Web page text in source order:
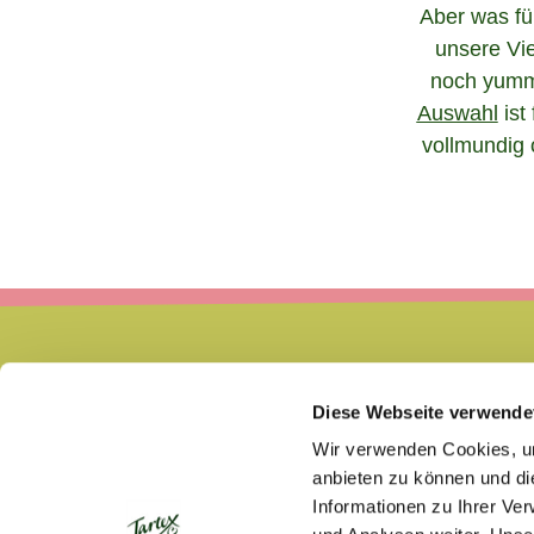
Diese Webseite
Wir verwenden Cookies,
anbieten zu können und
Informationen zu Ihrer
Aber was
unsere
noch
Auswahl ist
vollmundig